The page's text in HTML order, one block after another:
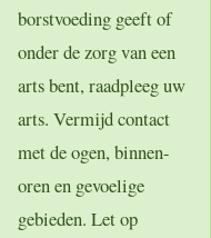
borstvoeding geeft of
onder de zorg van een
arts bent, raadpleeg uw
arts. Vermijd contact
met de ogen, binnen-
oren en gevoelige
gebieden. Let op